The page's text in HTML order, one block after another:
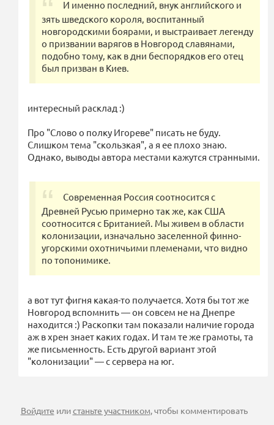
И именно последний, внук английского и
зять шведского короля, воспитанный
новгородскими боярами, и выстраивает легенду
о призвании варягов в Новгород славянами,
подобно тому, как в дни беспорядков его отец
был призван в Киев.
интересный расклад :)
Про "Слово о полку Игореве" писать не буду.
Слишком тема "скользкая", а я ее плохо знаю.
Однако, выводы автора местами кажутся странными.
Современная Россия соотносится с
Древней Русью примерно так же, как США
соотносится с Британией. Мы живем в области
колонизации, изначально заселенной финно-
угорскими охотничьими племенами, что видно
по топонимике.
а вот тут фигня какая-то получается. Хотя бы тот же
Новгород вспомнить — он совсем не на Днепре
находится :) Раскопки там показали наличие города
аж в хрен знает каких годах. И там те же грамоты, та
же письменность. Есть другой вариант этой
"колонизации" — с сервера на юг.
Войдите илистаньте участником, чтобы комментировать